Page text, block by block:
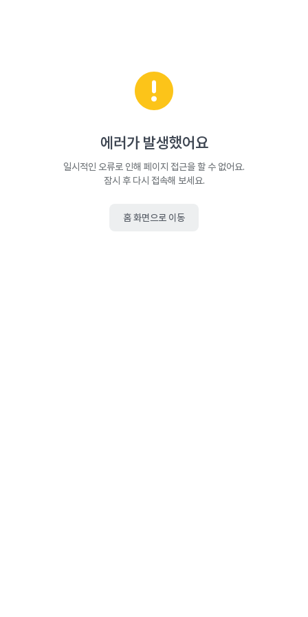
에러가 발생했어요
일시적인 오류로 인해 페이지 접근을 할 수 없어요.
잠시 후 다시 접속해 보세요.
홈 화면으로 이동